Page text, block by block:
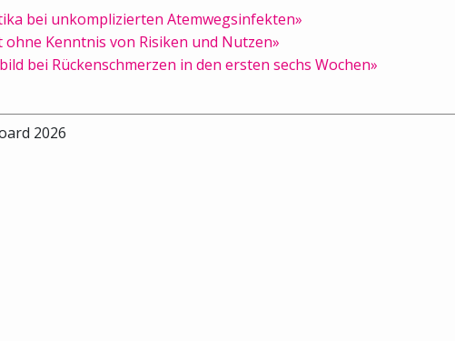
bei unkomplizierten Atemwegsinfekten»
ohne Kenntnis von Risiken und Nutzen»
bei Rückenschmerzen in den ersten sechs Wochen»
2026